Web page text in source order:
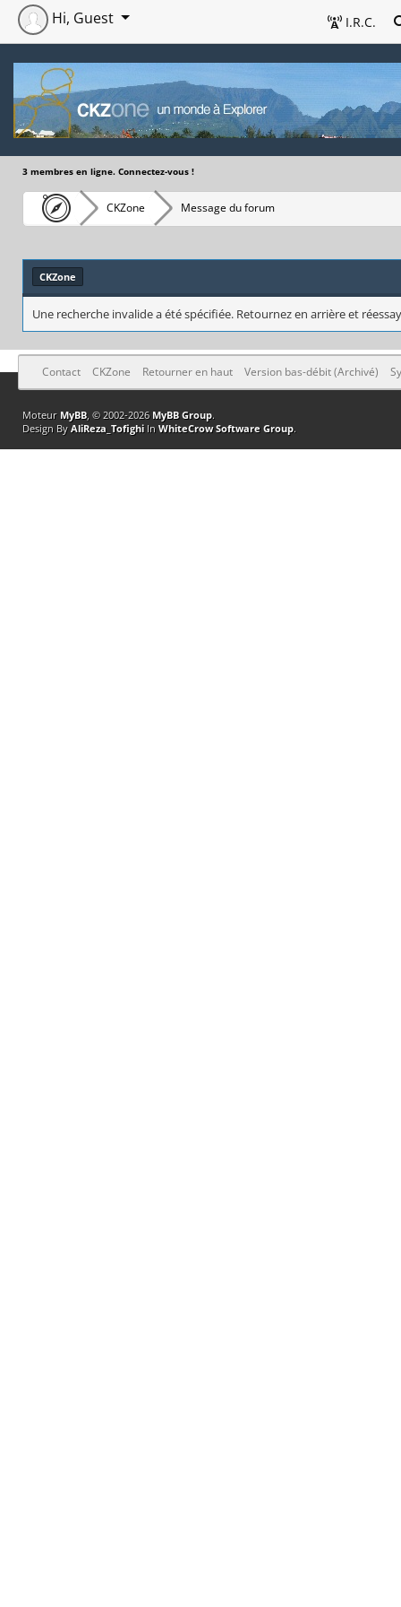
I.R.C.
Hi, Guest
3 membres en ligne. Connectez-vous !
CKZone Message du forum
CKZone
Une recherche invalide a été spécifiée. Retournez en arrière et
Contact CKZone Retourner en haut Version bas-débit (Archivé)
Moteur MyBB, © 2002-2026 MyBB Group.
Design By AliReza_TofighiIn WhiteCrow Software Group.